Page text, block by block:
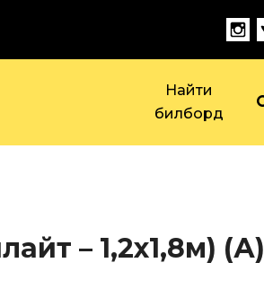
Найти
билборд
– 1,2х1,8м) (А)